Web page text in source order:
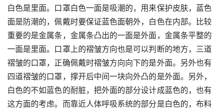
白色是里面。口罩白色一面是吸潮的，用来保护皮肤，蓝色
面是防潮的，佩戴时要保证蓝色面朝外，白色在内部。比较
重要的是金属条，金属条凸出的一面是外面，金属条平整的
一面是里面。口罩上的褶皱方向也是可以判断的地方，三道
褶皱的口罩，正确佩戴时褶皱方向向下的是外面。另外也有
四道褶皱的口罩，撑开后中间一块向外凸的是外面。另外，
白色的不如蓝色的耐脏，把外面的部分设计成蓝色的，也有
这方面的考虑。而靠近人体呼吸系统的部分是白色的，布料